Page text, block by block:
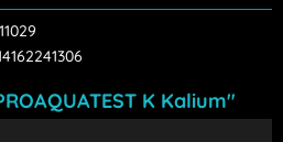
K Kalium"